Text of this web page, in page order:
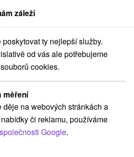
kraj Hrabušice Chata Raj Hrabušice
přes booking
záleží
ty nejlepší služby.
od vás ale potřebujeme
cookies.
měření
na webových stránkách a
či reklamu, používáme
Google.